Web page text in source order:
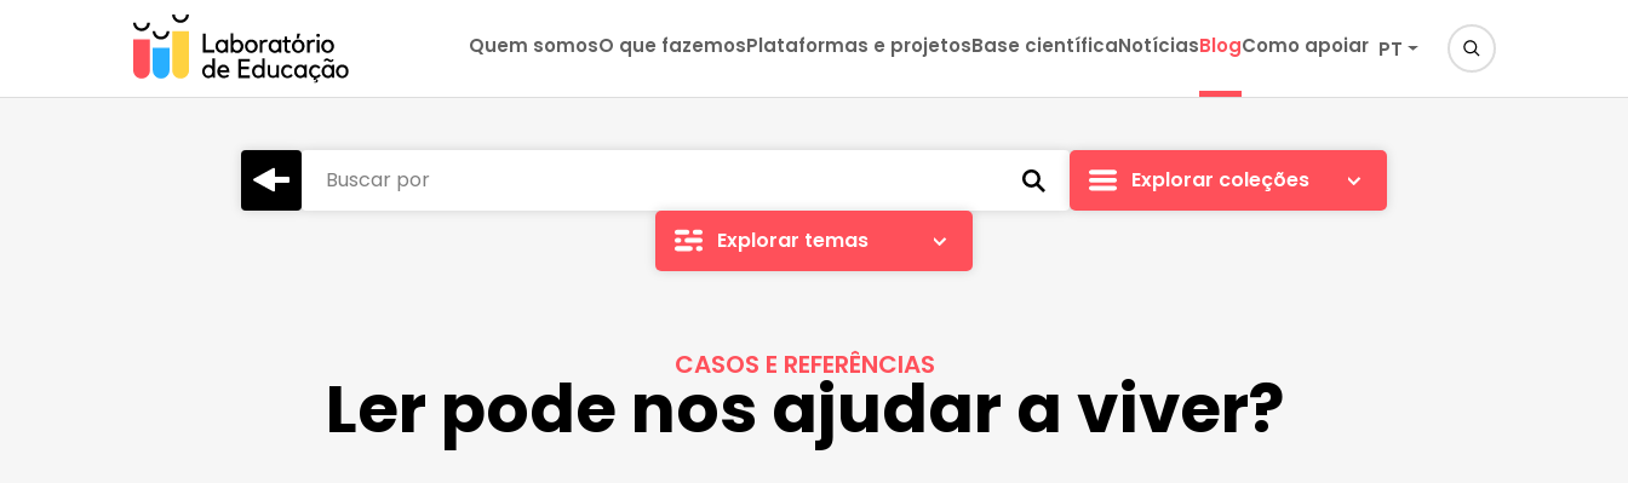
Quem somosO que fazemosPlataformas e projetosBase científicaNotíciasBlogComo apoiar PT
Buscar por Explorar coleções
Explorar temas
CASOS E REFERÊNCIAS
Ler pode nos ajudar a viver?